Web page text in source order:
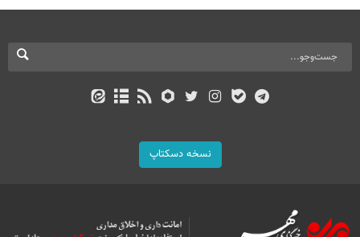
نسخه دسکتاپ